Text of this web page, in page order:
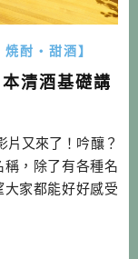
酎・甜酒】
清酒基礎講
片又來了！吟釀？
，除了有各種名
家都能好好感受
日本清酒基礎講